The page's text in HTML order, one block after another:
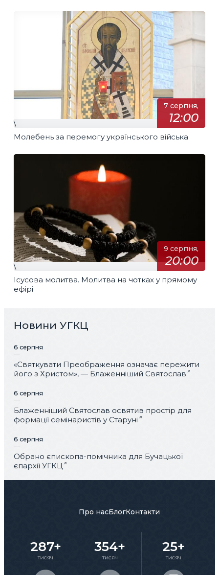
7 серпня,
12:00
\
Молебень за перемогу українського війська
9 серпня,
20:00
\
Ісусова молитва. Молитва на чотках у прямому
ефірі
Новини УГКЦ
6 серпня
«Святкувати Преображення означає пережити
його з Христом», — Блаженніший Святослав
6 серпня
Блаженніший Святослав освятив простір для
формації семінаристів у Старуні
6 серпня
Обрано єпископа-помічника для Бучацької
єпархії УГКЦ
Про насБлогКонтакти
287+
тисяч
354+
тисяч
25+
тисяч